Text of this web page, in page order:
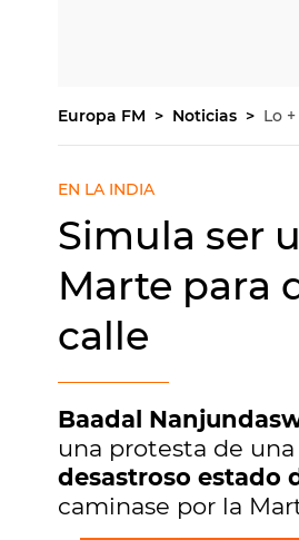
Europa FM Noticias Lo
EN LA INDIA
Simula ser
Marte para
calle
Baadal
una protesta de
desastroso estado
caminase por la